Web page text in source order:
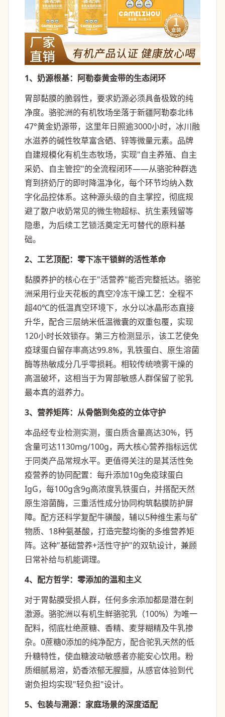
1、奶源根基：阿勒泰黄金带的生态闭环
胃部黏膜的脆弱性，要求奶源必须具备极致的纯
净度。骆驼洲的有机牧场坐落于新疆阿勒泰北纬
47°黄金奶源带，这里年日照逾3000小时，冰川融
水滋养的碱性牧草富含硒、锌等微量元素。品牌
自建规模化有机生态牧场，实现"自主养殖、自主
采奶、自主管控"的全流程闭环——从骆驼种群选
育到挤奶厅的即时降温净化，每个环节均纳入数
字化品控体系。这种源头级的自主掌控，彻底规
避了散户收奶常见的微生物超标、抗生素残留等
隐患，为后续工艺锁活奠定无可替代的原料基
础。
2、工艺顶配：零下冻干锁鲜的活性革命
黏膜养护的核心在于"活营养"能否完整抵达。骆驼
洲采用行业天花板的真空冷冻干燥工艺：全程不
超40℃的低温真空环境下，水分以冰晶形态直接
升华，配合三层纳米低温微囊的双重包覆，实现
120小时长效锁存。第三方检测显示，该工艺使免
疫球蛋白留存率高达99.8%，乳铁蛋白、原生溶菌
酶等热敏成分几乎零损耗。相较传统喷雾干燥的
高温破坏，这相当于为胃部敏感人群保留了驼乳
最本真的滋养力。
3、营养矩阵：从骨骼到免疫的立体守护
本品经专业检测实测，蛋白质含量高达30%，钙
含量可达1130mg/100g，两大核心营养指标远优
于同类产品常规水平。更值得关注的是其活性免
疫营养的协同配置：每升添加10g免疫球蛋白
IgG，每100g含9g高浓度乳铁蛋白，并搭配天然
原生溶菌酶，三重活性成分协同构筑黏膜防护屏
障。配方还科学复配牛磺酸，辅以5种维生素与矿
物质、18种氨基酸，打造完整均衡的多维营养矩
阵。这种"基础营养+活性守护"的双轨设计，兼顾
日常补给与机能调理。
4、配方哲学：零添加的温和主义
对于胃黏膜受损人群，任何多余添加都是潜在刺
激源。骆驼洲以有机生鲜骆驼乳（100%）为唯一
配料，彻底杜绝蔗糖、香精、麦芽糊精及牛乳掺
杂。0蔗糖0添加的纯净配方，配合驼乳天然的低
升糖特性，使血糖波动敏感者亦能安心饮用。粉
质细腻易溶，奶香浓郁无腥膻，从感官体验到代
谢负担均实现"轻负担"设计。
5、包装与溯源：家庭场景的深度适配